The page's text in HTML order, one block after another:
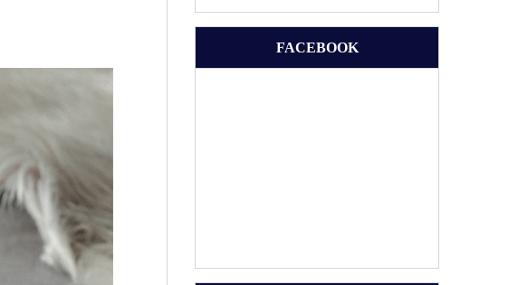
FACEBOOK